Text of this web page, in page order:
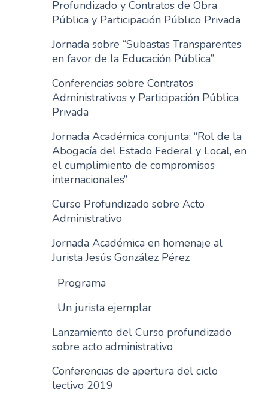
Profundizado y Contratos de Obra
Pública y Participación Público Privada
Jornada sobre “Subastas Transparentes
en favor de la Educación Pública”
Conferencias sobre Contratos
Administrativos y Participación Pública
Privada
Jornada Académica conjunta: “Rol de la
Abogacía del Estado Federal y Local, en
el cumplimiento de compromisos
internacionales”
Curso Profundizado sobre Acto
Administrativo
Jornada Académica en homenaje al
Jurista Jesús González Pérez
Programa
Un jurista ejemplar
Lanzamiento del Curso profundizado
sobre acto administrativo
Conferencias de apertura del ciclo
lectivo 2019